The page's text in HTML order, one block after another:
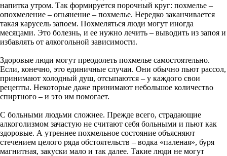
напитка утром. Так формируется порочный круг: похмелье –
опохмеление – опьянение – похмелье. Нередко заканчивается
такая карусель запоем. Похмеляться люди могут иногда
месяцами. Это болезнь, и ее нужно лечить – выводить из запоя и
избавлять от алкогольной зависимости.
Здоровые люди могут преодолеть похмелье самостоятельно.
Если, конечно, это единичные случаи. Они обычно пьют рассол,
принимают холодный душ, отсыпаются – у каждого свои
рецепты. Некоторые даже принимают небольшое количество
спиртного – и это им помогает.
С больными людьми сложнее. Прежде всего, страдающие
алкоголизмом зачастую не считают себя больными и пьют как
здоровые. А утреннее похмельное состояние объясняют
стечением целого ряда обстоятельств – водка «паленая», буря
магнитная, закуски мало и так далее. Такие люди не могут